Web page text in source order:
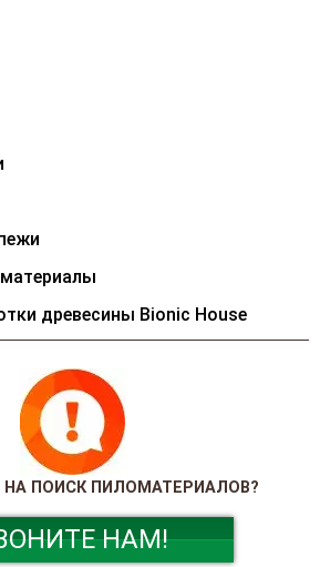
древесины Bionic House
НА ПОИСК ПИЛОМАТЕРИАЛОВ?
НАМ!